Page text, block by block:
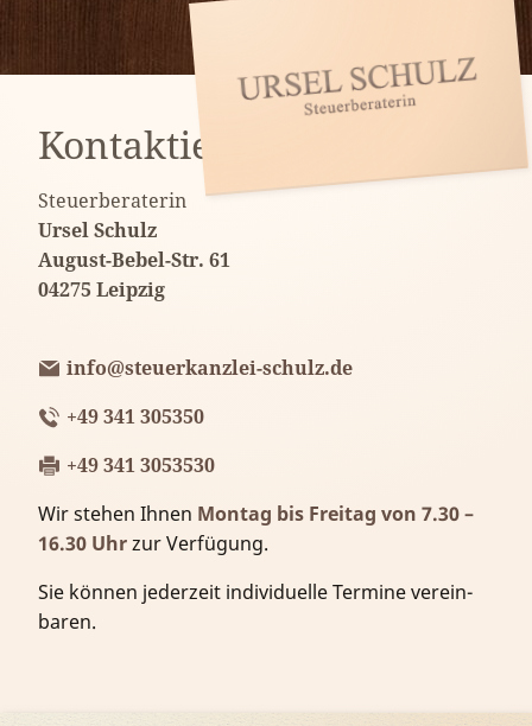
Kontaktieren Sie uns
Steuerberaterin
Ursel Schulz
August-Bebel-Str. 61
04275 Leipzig
info@steuerkanzlei-schulz.de
+49 341 305350
+49 341 3053530
Wir stehen Ihnen Montag bis Freitag von 7.30 –
16.30 Uhrzur Verfügung.
Sie kön­nen jeder­zeit in­di­vi­du­elle Termine ver­ein­
baren.